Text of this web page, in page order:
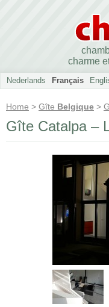
charme
Nederlands Français
Home > Gîte Belgique >
Gîte Catalpa –